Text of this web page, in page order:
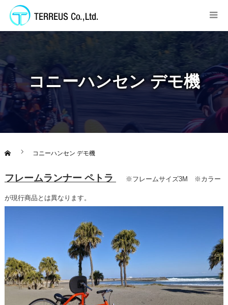
コニーハンセン デモ機
コニーハンセン デモ機
フレームランナー ペトラ ※フレームサイズ3M ※カラー
が現行商品とは異なります。